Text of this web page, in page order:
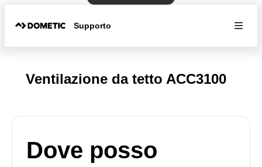
Supporto
Ventilazione da tetto ACC3100
Dove posso